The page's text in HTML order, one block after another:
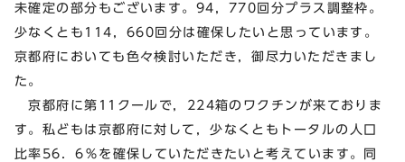
未確定の部分もございます。94，770回分プラス調整枠。
少なくとも114，660回分は確保したいと思っています。
京都府においても色々検討いただき，御尽力いただきまし
た。
京都府に第11クールで，224箱のワクチンが来ておりま
す。私どもは京都府に対して，少なくともトータルの人口
比率56．6％を確保していただきたいと考えています。同